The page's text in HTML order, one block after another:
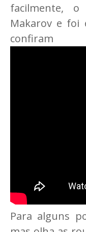
facilmente,
Makarov e foi
confiram
Para alguns